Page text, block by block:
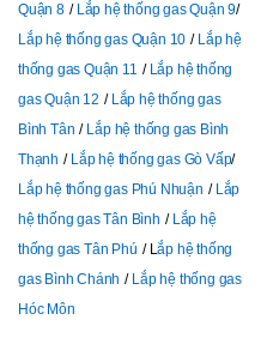
Quận 8
Lắp hệ thống gas Quận 9
Lắp hệ thống gas Quận 10
Lắp hệ
thống gas Quận 11
Lắp hệ thống
gas Quận 12
Lắp hệ thống gas
Bình Tân
Lắp hệ thống gas Bình
Thạnh
Lắp hệ thống gas Gò Vấp
Lắp hệ thống gas Phú Nhuận
Lắp
hệ thống gas Tân Bình
Lắp hệ
thống gas Tân Phú
Lắp hệ thống
gas Bình Chánh
Lắp hệ thống gas
Hóc Môn